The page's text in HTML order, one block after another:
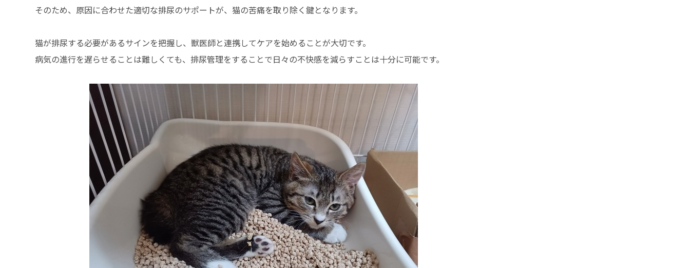
そのため、原因に合わせた適切な排尿のサポートが、猫の苦痛を取り除く鍵となります。
猫が排尿する必要があるサインを把握し、獣医師と連携してケアを始めることが大切です。
病気の進行を遅らせることは難しくても、排尿管理をすることで日々の不快感を減らすことは十分に可能です。